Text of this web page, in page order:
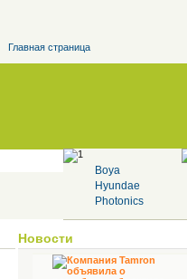
Главная страница
Boya
Hyundae
Photonics
Новости